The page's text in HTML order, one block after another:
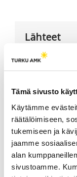
Tämä sivusto
Käytämme
räätälöimiseen,
tukemiseen ja
jaamme
alan
sivustoamme.
Lähteet
Numminen,
synty 1 & 2.
LISÄÄ
RELATED